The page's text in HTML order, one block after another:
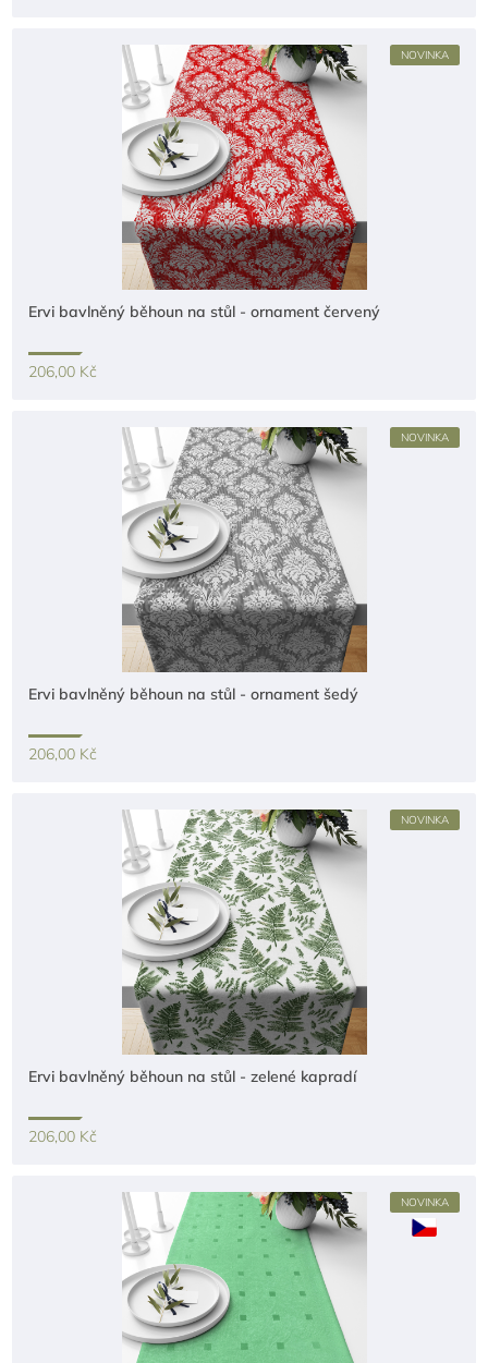
NOVINKA
Ervi bavlněný běhoun na stůl - ornament červený
206,00 Kč
NOVINKA
Ervi bavlněný běhoun na stůl - ornament šedý
206,00 Kč
NOVINKA
Ervi bavlněný běhoun na stůl - zelené kapradí
206,00 Kč
NOVINKA